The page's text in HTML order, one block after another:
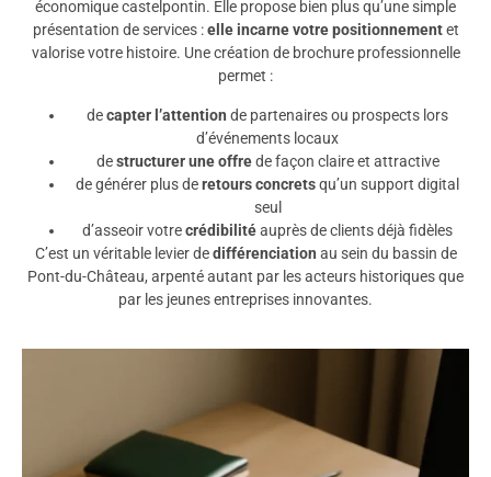
économique castelpontin. Elle propose bien plus qu’une simple
présentation de services :elle incarne votre positionnementet
valorise votre histoire. Une création de brochure professionnelle
permet :
decapter l’attention de partenaires ou prospects lors
d’événements locaux
destructurer une offrede façon claire et attractive
de générer plus deretours concretsqu’un support digital
seul
d’asseoir votrecrédibilitéauprès de clients déjà fidèles
C’est un véritable levier dedifférenciation au sein du bassin de
Pont-du-Château, arpenté autant par les acteurs historiques que
par les jeunes entreprises innovantes.